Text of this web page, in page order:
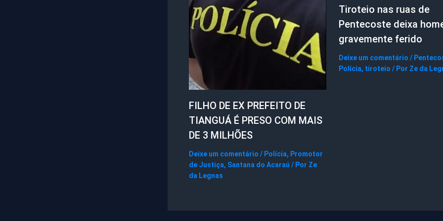
FILHO DE EX PREFEITO DE
TIANGUÁ É PRESO COM MAIS
DE 3 MILHÕES
Deixe um comentário / Polícia, Promotor
de Justiça, Santana do Acaraú / Por Ze
da Legnas
Tiroteio nas ruas de
Pentecoste deixa
gravemente ferido
Deixe um comentário /
Polícia, tiroteio / Por Ze da